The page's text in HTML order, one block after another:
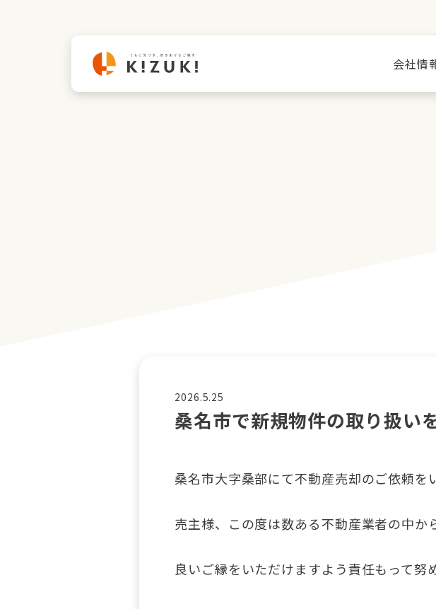
会社情
2026.5.25
桑名市で新規物件の取り扱い
桑名市大字桑部にて不動産売却のご依頼を
売主様、この度は数ある不動産業者の中か
良いご縁をいただけますよう責任もって努